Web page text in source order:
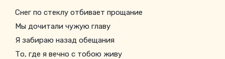
Снег по стеклу отбивает прощание
Мы дочитали чужую главу
Я забираю назад обещания
То, где я вечно с тобою живу